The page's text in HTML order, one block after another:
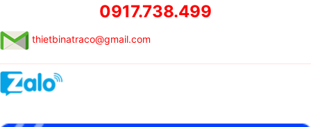
0917.738.499
thietbinatraco@gmail.com